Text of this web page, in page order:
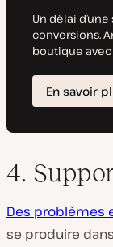
4.
Des problèmes
se produire